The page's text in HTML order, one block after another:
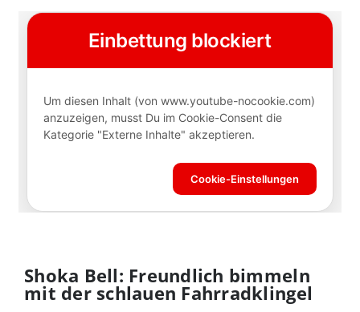
Shoka Bell: Freundlich bimmeln
mit der schlauen Fahrradklingel